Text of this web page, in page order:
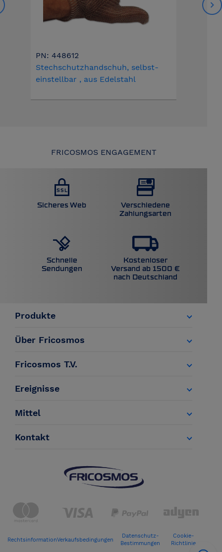
PN: 448612
Stechschutzhandschuh, selbst-
einstellbar , aus Edelstahl
FRICOSMOS ENGAGEMENT
Sicheres Web
Verschiedene
Zahlungsarten
Schnelle
Sendungen
Kostenloser
Versand ab 1500 €
nach Deutschland
Produkte
Über Fricosmos
Fricosmos T.V.
Ereignisse
Mittel
Kontakt
RechtsinformationVerkaufsbedingungen
Datenschutz-
Bestimmungen
Cookie-
Richtlinie